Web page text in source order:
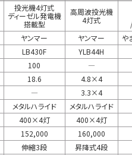
投光機4灯式
ディーゼル発電機
搭載型
高周波投光機
4灯式
ヤンマー ヤンマー
や
LB430F YLB44H
100 ―
18.6 4.8×4
― 3.3×4
メタルハライド メタルハライド
400×4灯 400×4灯
152,000 160,000
伸縮3段 昇降式4段